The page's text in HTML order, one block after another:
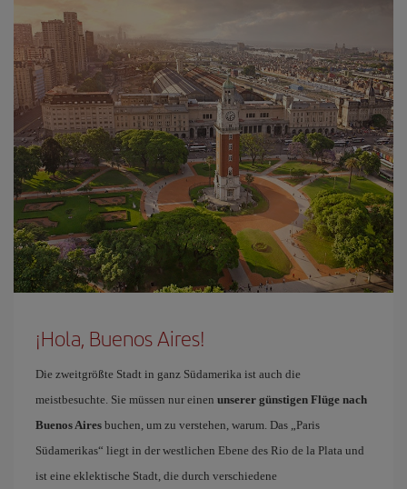
¡Hola, Buenos Aires!
Die zweitgrößte Stadt in ganz Südamerika ist auch die
meistbesuchte. Sie müssen nur einen unserer günstigen Flüge nach
Buenos Aires buchen, um zu verstehen, warum. Das „Paris
Südamerikas“ liegt in der westlichen Ebene des Rio de la Plata und
ist eine eklektische Stadt, die durch verschiedene